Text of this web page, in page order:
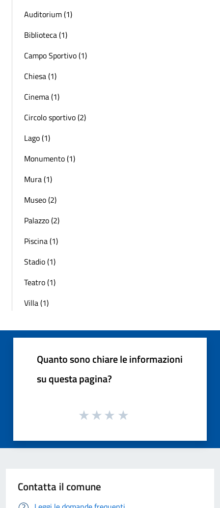
Auditorium (1)
Biblioteca (1)
Campo Sportivo (1)
Chiesa (1)
Cinema (1)
Circolo sportivo (2)
Lago (1)
Monumento (1)
Mura (1)
Museo (2)
Palazzo (2)
Piscina (1)
Stadio (1)
Teatro (1)
Villa (1)
Quanto sono chiare le informazioni
su questa pagina?
Contatta il comune